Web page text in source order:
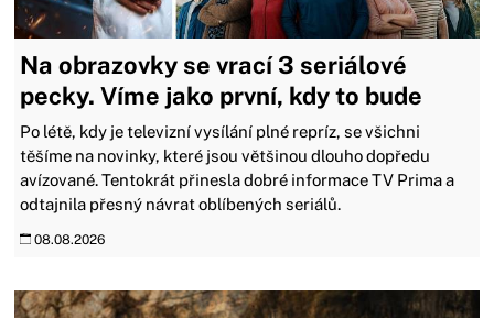
Na obrazovky se vrací 3 seriálové
pecky. Víme jako první, kdy to bude
Po létě, kdy je televizní vysílání plné repríz, se všichni
těšíme na novinky, které jsou většinou dlouho dopředu
avízované. Tentokrát přinesla dobré informace TV Prima a
odtajnila přesný návrat oblíbených seriálů.
08.08.2026